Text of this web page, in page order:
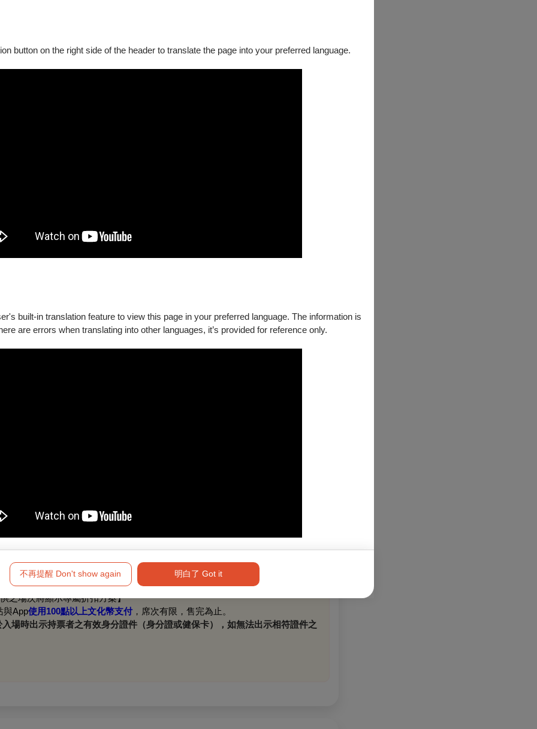
button on the right side of the header to translate the page into your preferred language.
built-in translation feature to view this page in your preferred language. The information is
are errors when translating into other languages, it’s provided for reference only.
不再提醒 Don't show again 明白了 Got it
鋼琴改編版本
Guy Maier
by Louis Victor Saar
pianos)
手冊，陪同者與身障者需同時入場
席位（需搭配使用文化幣至少折抵100元以上使用）
之場次將顯示專屬折扣方案】
與App使用100點以上文化幣支付 ，席次有限，售完為止。
場時出示持票者之有效身分證件（身分證或健保卡），如無法出示相符證件之